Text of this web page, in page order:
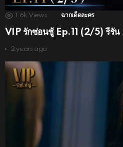
1.6k Views ฉากเด็ดละคร
VIP รักซ่อนชู้ Ep.11 (2/5) รีรั
2 years ago